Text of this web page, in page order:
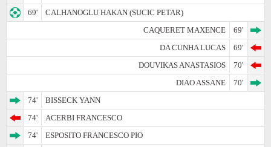
69'
CALHANOGLU HAKAN (SUCIC PETAR)
CAQUERET MAXENCE
69'
DA CUNHA LUCAS
69'
DOUVIKAS ANASTASIOS
70'
DIAO ASSANE
70'
74'
BISSECK YANN
74'
ACERBI FRANCESCO
74'
ESPOSITO FRANCESCO PIO